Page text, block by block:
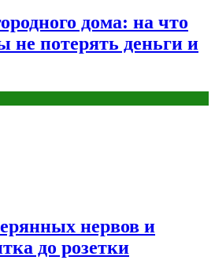
дома: на что
не потерять деньги и
нервов и
до розетки